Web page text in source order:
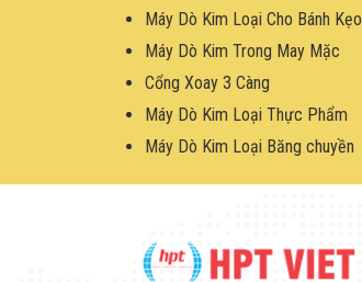
Máy Dò Kim Loại Cho Bánh Kẹo
Máy Dò Kim Trong May Mặc
Cổng Xoay 3 Càng
Máy Dò Kim Loại Thực Phẩm
Máy Dò Kim Loại Băng chuyền